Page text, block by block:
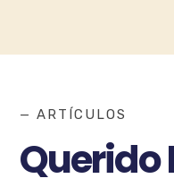
— ARTÍCULOS
Querido